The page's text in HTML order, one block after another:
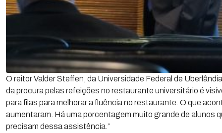
O reitor Valder Steffen, da Universidade Federal de
da procura pelas refeições no restaurante universitário é
para filas para melhorar a fluência no restaurante. O que
aumentaram. Há uma porcentagem muito grande de alunos
precisam dessa assistência.”